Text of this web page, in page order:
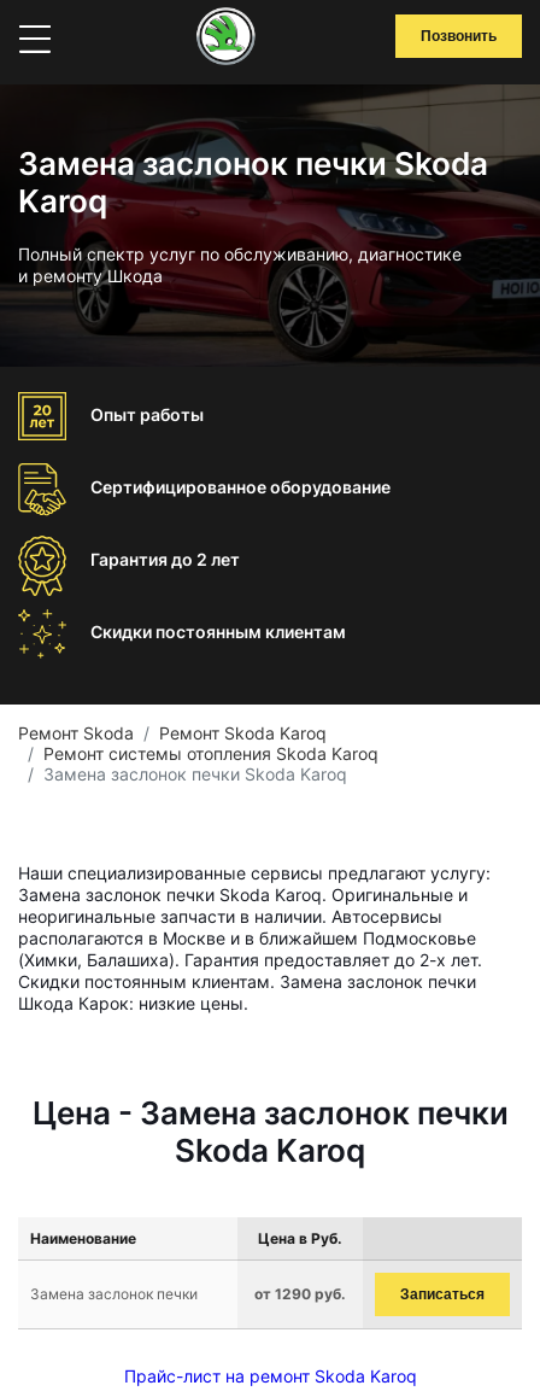
Позвонить
Замена заслонок печки Skoda
Karoq
Полный спектр услуг по обслуживанию, диагностике
и ремонту Шкода
Опыт работы
Сертифицированноеоборудование
Гарантиядо 2 лет
Скидки постоянным клиентам
Ремонт Skoda
Ремонт Skoda Karoq
Ремонт системы отопления Skoda Karoq
Замена заслонок печки Skoda Karoq
Наши специализированные сервисы предлагают услугу:
Замена заслонок печки Skoda Karoq. Оригинальные и
неоригинальные запчасти в наличии. Автосервисы
располагаются в Москве и в ближайшем Подмосковье
(Химки, Балашиха). Гарантия предоставляет до 2-х лет.
Скидки постоянным клиентам. Замена заслонок печки
Шкода Карок: низкие цены.
Цена - Замена заслонок печки
Skoda Karoq
Наименование Цена в Руб.
Замена заслонок печки от 1290 руб. Записаться
Прайс-лист на ремонт Skoda Karoq